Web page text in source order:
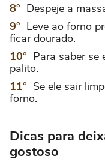
Despeje a
Leve ao forno
ficar dourado.
Para saber se
palito.
Se ele sair
forno.
Dicas para
gostoso